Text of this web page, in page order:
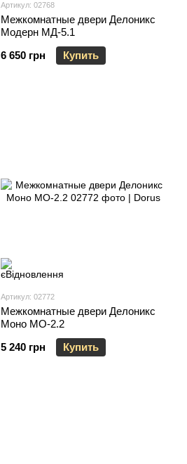
Артикул: 02768
Межкомнатные двери Делоникс
Модерн МД-5.1
6 650 грн
Купить
Артикул: 02772
Межкомнатные двери Делоникс
Моно МО-2.2
5 240 грн
Купить